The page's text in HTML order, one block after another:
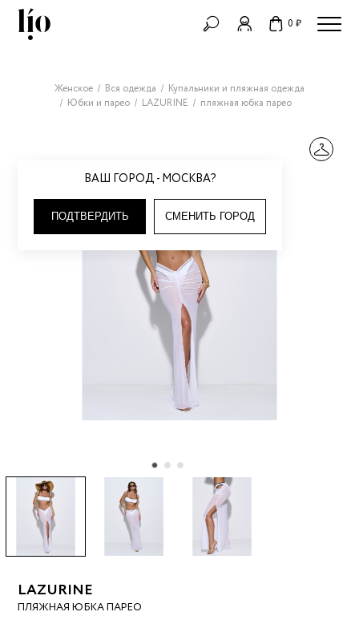
0 ₽
ВАШ ГОРОД - МОСКВА?
ПОДТВЕРДИТЬ СМЕНИТЬ ГОРОД
Женское Вся одежда
Купальники и пляжная одежда
Юбки и парео
LAZURINE пляжная юбка парео
LAZURINE
ПЛЯЖНАЯ ЮБКА ПАРЕО